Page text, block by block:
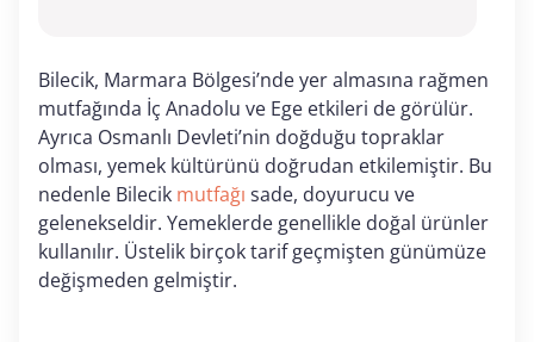
Bilecik, Marmara Bölgesi’nde yer almasına rağmen
mutfağında İç Anadolu ve Ege etkileri de görülür.
Ayrıca Osmanlı Devleti’nin doğduğu topraklar
olması, yemek kültürünü doğrudan etkilemiştir. Bu
nedenle Bilecik mutfağı sade, doyurucu ve
gelenekseldir. Yemeklerde genellikle doğal ürünler
kullanılır. Üstelik birçok tarif geçmişten günümüze
değişmeden gelmiştir.